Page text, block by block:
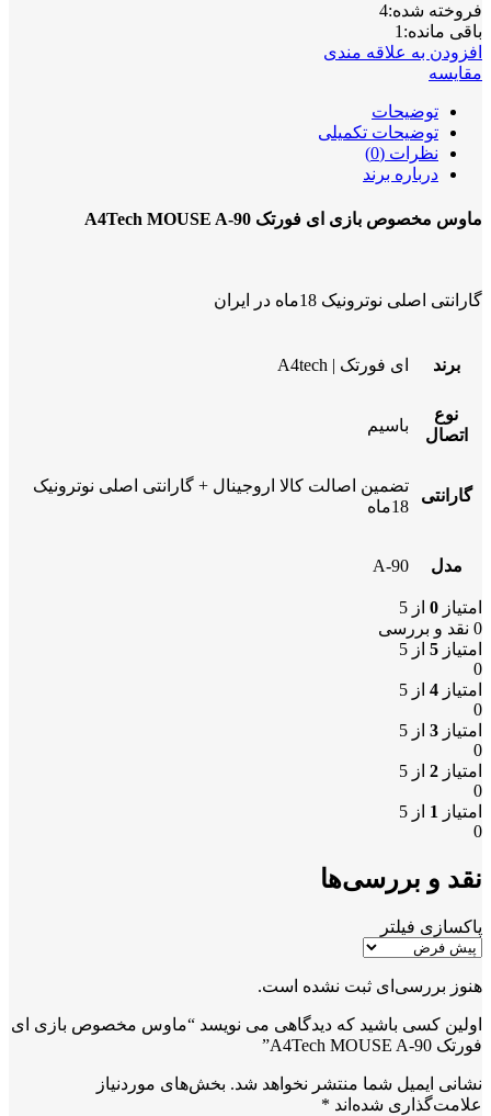
فروخته شده:4
باقی مانده:1
افزودن به علاقه مندی
مقایسه
توضیحات
توضیحات تکمیلی
نظرات (0)
درباره برند
ماوس مخصوص بازی ای فورتک A4Tech MOUSE A-90
گارانتی اصلی نوترونیک 18ماه در ایران
برند ای فورتک | A4tech
نوع
اتصال
باسیم
گارانتی
تضمین اصالت کالا اروجینال + گارانتی اصلی نوترونیک
18ماه
مدل A-90
امتیاز 0 از 5
0 نقد و بررسی
امتیاز 5 از 5
0
امتیاز 4 از 5
0
امتیاز 3 از 5
0
امتیاز 2 از 5
0
امتیاز 1 از 5
0
نقد و بررسی‌ها
پاکسازی فیلتر
هنوز بررسی‌ای ثبت نشده است.
اولین کسی باشید که دیدگاهی می نویسد “ماوس مخصوص بازی ای
فورتک A4Tech MOUSE A-90”
نشانی ایمیل شما منتشر نخواهد شد. بخش‌های موردنیاز
علامت‌گذاری شده‌اند *